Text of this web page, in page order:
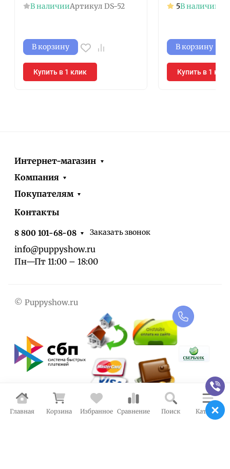
Главная Корзина Избранное Сравнение Поиск Каталог
В наличииАртикул DS-52
В корзину
Купить в 1 клик
5В наличии
В корзину
Купить в 1 клик
Интернет-магазин
Компания
Покупателям
Контакты
8 800 101-68-08 Заказать звонок
info@puppyshow.ru
Пн—Пт 11:00 – 18:00
© Puppyshow.ru